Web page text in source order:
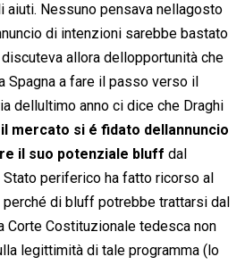
Nessuno pensava nellagosto
di intenzioni sarebbe bastato
allora dellopportunità che
Spagna a fare il passo verso il
dellultimo anno ci dice che Draghi
mercato si é fidato dellannuncio
il suo potenziale bluff dal
periferico ha fatto ricorso al
perché di bluff potrebbe trattarsi dal
Corte Costituzionale tedesca non
legittimità di tale programma (lo